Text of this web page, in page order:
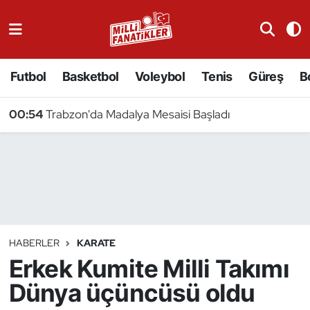
Futbol Basketbol Voleybol Tenis Güreş
00:54Trabzon'da Madalya Mesaisi Başladı
HABERLER KARATE
Erkek Kumite Milli Takımı
Dünya üçüncüsü oldu
Badminton
Binicilik
Bisiklet